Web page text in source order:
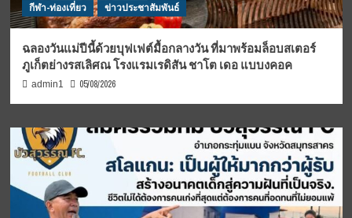
กีฬา-ท่องเที่ยว ข่าวประชาสัมพันธ์
ฉลองวันแม่ปีนี้ด้วยบุฟเฟต์มื้อกลางวัน ที่มาพร้อมล็อบสเตอร์
ภูเก็ตย่างรสเลิศณ โรงแรมเรดิสัน ชาโต เดอ แบบงคอค
admin1 05/08/2026